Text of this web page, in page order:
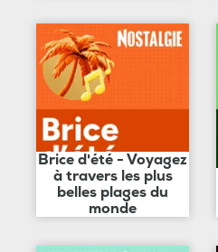
Brice d'été - Voyagez
à travers les plus
belles plages du
monde